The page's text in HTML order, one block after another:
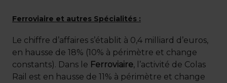
Ferroviaire et autres Spécialités :
Le chiffre d’affaires s’établit à 0,4 milliard d’euros,
en hausse de 18% (10% à périmètre et change
constants). Dans le Ferroviaire, l’activité de Colas
Rail est en hausse de 11% à périmètre et change